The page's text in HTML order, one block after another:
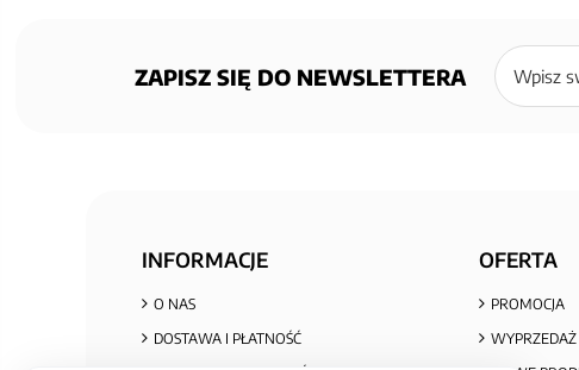
ZAPISZ SIĘ DO NEWSLETTERA
Zapisz
się
newslettera
INFORMACJE
O NAS
DOSTAWA I PŁATNOŚĆ
OFERTA
PROMOCJA
WYPRZEDAŻ